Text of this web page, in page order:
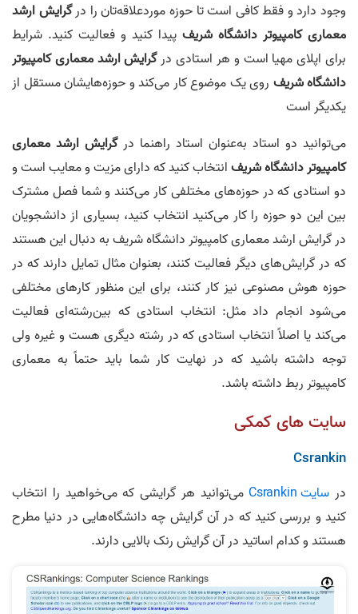
وجود دارد و فقط کافی است تا حوزه موردعلاقه‌تان را درگرایش ارشد
معماری کامپیوتر دانشگاه شریف پیدا کنید و فعالیت کنید. شرایط
برای اپلای مهیا است و هر استادی درگرایش ارشد معماری کامپیوتر
دانشگاه شریف روی یک موضوع کار می‌کند و حوزه‌هایشان مستقل از
یکدیگر است
می‌توانید دو استاد به‌عنوان استاد راهنما درگرایش ارشد معماری
کامپیوتر دانشگاه شریفانتخاب کنید که دارای مزیت و معایب است و
دو استادی که در حوزه‌های مختلفی کار می‌کنند و شما فصل مشترک
بین این دو حوزه را کار می‌کنید انتخاب کنید، بسیاری از دانشجویان
در گرایش ارشد معماری کامپیوتر دانشگاه شریف به دنبال این هستند
که در گرایش‌های دیگر فعالیت کنند، بعنوان مثال تمایل دارند که در
حوزه هوش مصنوعی نیز کار کنند، برای این منظور کارهای مختلفی
می‌شود انجام داد مثل: انتخاب استادی که بین‌رشته‌ای فعالیت
می‌کند یا اصلاً انتخاب استادی که در رشته دیگری هست و غیره ولی
توجه داشته باشید که در نهایت کار شما باید حتماً به معماری
کامپیوتر ربط داشته باشد.
سایت‌ های کمکی
Csrankin
در سایت Csrankin
می‌توانید هر گرایشی که می‌خواهید را انتخاب
کنید و بررسی کنید که در آن گرایش چه دانشگاه‌هایی در دنیا مطرح
هستند و کدام اساتید در آن گرایش رنک بالایی دارند.